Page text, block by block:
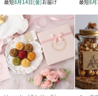
熨斗
贈り物マナーの背景より、
選択いただくことを推奨い
熨斗とリボンの両方をご選
はかけずに「熨斗」のみを
らかじめご了承くださいま